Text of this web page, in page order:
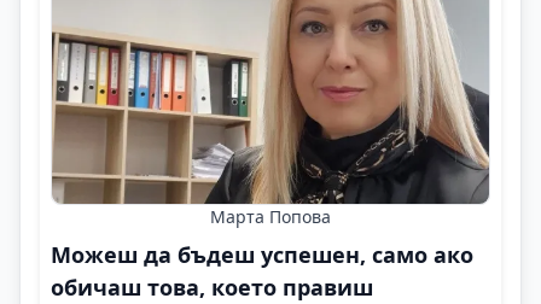
Марта Попова
Можеш да бъдеш успешен, само ако
обичаш това, което правиш